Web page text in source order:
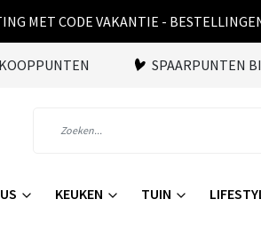
MET CODE VAKANTIE -
SPAARPUNTEN
KEUKEN TUIN